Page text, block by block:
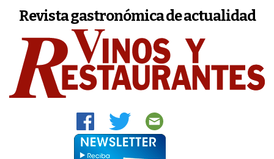
Revista gastronómica de actualidad